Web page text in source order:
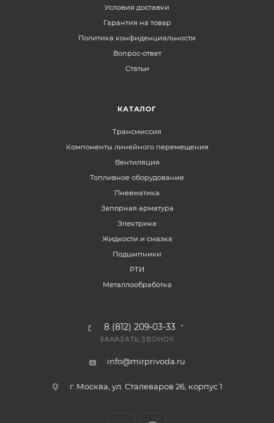
Условия доставки
Гарантия на товар
Политика конфиденциальности
Вопрос-ответ
Статьи
КАТАЛОГ
Трансмиссия
Компоненты линейного перемещения
Вентиляция
Топливное оборудование
Пневматика
Запорная арматура
Электрика
Жидкости и смазка
Подшипники
РТИ
Металлообработка
8 (812) 209-03-33
ЗАКАЗАТЬ ЗВОНОК
info@mirprivoda.ru
г. Москва, ул. Сталеваров 26, корпус 1